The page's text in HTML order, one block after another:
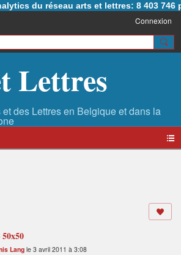
du réseau arts et lettres: 8 403 746
Connexion
Lettres
Lang le 3 avril 2011 à 3:08